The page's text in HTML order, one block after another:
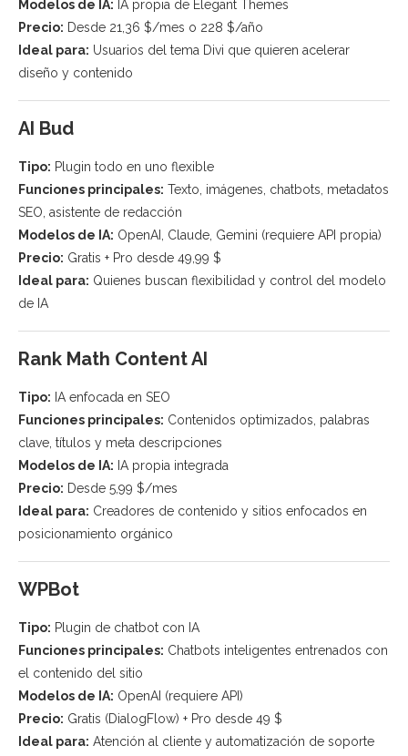
Modelos de IA: IA propia de Elegant Themes
Precio: Desde 21,36 $/mes o 228 $/año
Ideal para: Usuarios del tema Divi que quieren acelerar
diseño y contenido
AI Bud
Tipo: Plugin todo en uno flexible
Funciones principales: Texto, imágenes, chatbots, metadatos
SEO, asistente de redacción
Modelos de IA: OpenAI, Claude, Gemini (requiere API propia)
Precio: Gratis + Pro desde 49,99 $
Ideal para: Quienes buscan flexibilidad y control del modelo
de IA
Rank Math Content AI
Tipo: IA enfocada en SEO
Funciones principales: Contenidos optimizados, palabras
clave, títulos y meta descripciones
Modelos de IA: IA propia integrada
Precio: Desde 5,99 $/mes
Ideal para: Creadores de contenido y sitios enfocados en
posicionamiento orgánico
WPBot
Tipo: Plugin de chatbot con IA
Funciones principales: Chatbots inteligentes entrenados con
el contenido del sitio
Modelos de IA: OpenAI (requiere API)
Precio: Gratis (DialogFlow) + Pro desde 49 $
Ideal para: Atención al cliente y automatización de soporte